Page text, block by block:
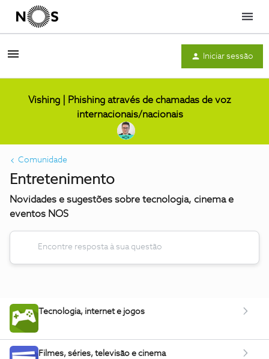
Menu
Iniciar sessão
Vishing | Phishing através de chamadas de voz
internacionais/nacionais
Comunidade
Entretenimento
Novidades e sugestões sobre tecnologia, cinema e
eventos NOS
Tecnologia, internet e jogos
Filmes, séries, televisão e cinema